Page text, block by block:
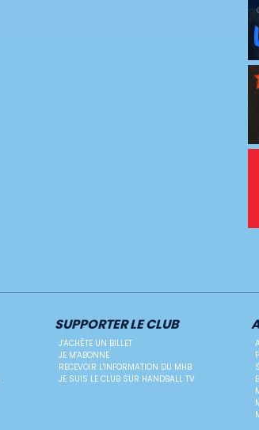
SUPPORTER LE CLUB
J'ACHÈTE UN BILLET
JE M'ABONNE
RECEVOIR L'INFORMATION DU MHB
JE SUIS LE CLUB SUR HANDBALL TV